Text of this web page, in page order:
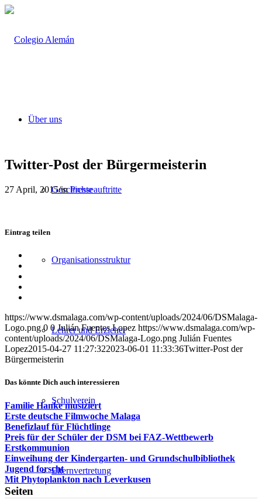
Über uns
Geschichte
Organisationsstruktur
Lehrer und Erzieher
Schulverein
Elternvertretung
Twitter-Post der Bürgermeisterin
27 April, 2015/inPresseauftritte
Eintrag teilen
Teilen
Mail
teilen
https://www.dsmalaga.com/wp-content/uploads/2024/06/DSMalaga-
Logo.png 0 0 Julián Fuentes Lopez https://www.dsmalaga.com/wp-
content/uploads/2024/06/DSMalaga-Logo.png Julián Fuentes
Lopez2015-04-27 11:27:322023-06-01 11:33:36Twitter-Post der
Bürgermeisterin
Das könnte Dich auch interessieren
Familie Hanke musiziert
Erste deutsche Filmwoche Malaga
Benefizlauf für Flüchtlinge
Preis für der Schüler der DSM bei FAZ-Wettbewerb
Erstkommunion
Einweihung der Kindergarten- und Grundschulbibliothek
Jugend forscht
Mit Phytoplankton nach Leverkusen
Seiten